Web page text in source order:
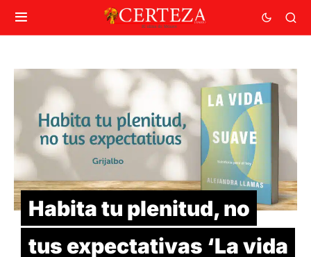
Habita tu plenitud, no
tus expectativas ‘La vida